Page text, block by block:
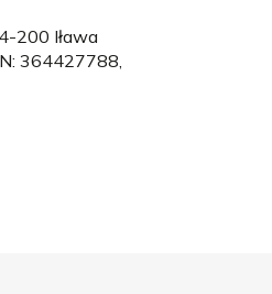
200 Iława
364427788,